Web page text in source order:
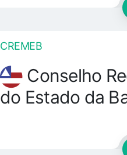
CREMEB
Conselho
do Estado da